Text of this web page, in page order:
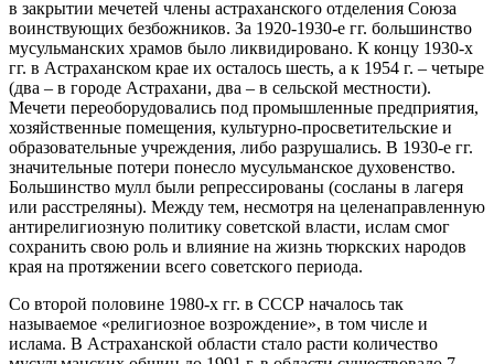
в закрытии мечетей члены астраханского отделения Союза
воинствующих безбожников. За 1920-1930-е гг. большинство
мусульманских храмов было ликвидировано. К концу 1930-х
гг. в Астраханском крае их осталось шесть, а к 1954 г. – четыре
(два – в городе Астрахани, два – в сельской местности).
Мечети переоборудовались под промышленные предприятия,
хозяйственные помещения, культурно-просветительские и
образовательные учреждения, либо разрушались. В 1930-е гг.
значительные потери понесло мусульманское духовенство.
Большинство мулл были репрессированы (сосланы в лагеря
или расстреляны). Между тем, несмотря на целенаправленную
антирелигиозную политику советской власти, ислам смог
сохранить свою роль и влияние на жизнь тюркских народов
края на протяжении всего советского периода.
Со второй половине 1980-х гг. в СССР началось так
называемое «религиозное возрождение», в том числе и
ислама. В Астраханской области стало расти количество